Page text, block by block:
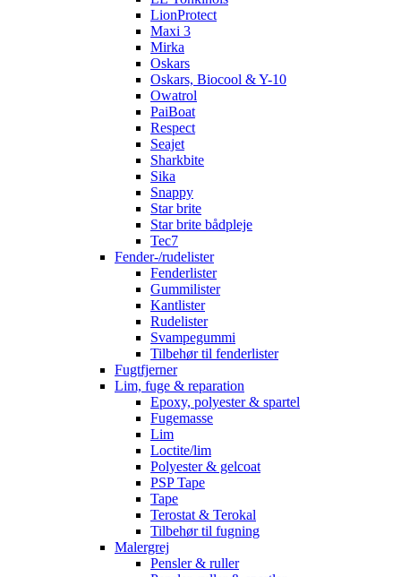
LionProtect
Maxi 3
Mirka
Oskars
Oskars, Biocool & Y-10
Owatrol
PaiBoat
Respect
Seajet
Sharkbite
Sika
Snappy
Star brite
Star brite bådpleje
Tec7
Fender-/rudelister
Fenderlister
Gummilister
Kantlister
Rudelister
Svampegummi
Tilbehør til fenderlister
Fugtfjerner
Lim, fuge & reparation
Epoxy, polyester & spartel
Fugemasse
Lim
Loctite/lim
Polyester & gelcoat
PSP Tape
Tape
Terostat & Terokal
Tilbehør til fugning
Malergrej
Pensler & ruller